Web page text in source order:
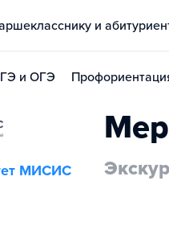
и
и ОГЭ
МИСИС